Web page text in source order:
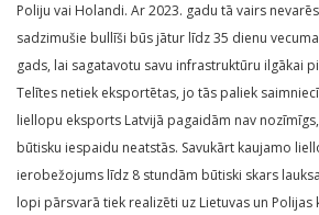
Poliju vai Holandi. Ar 2023. gadu tā vairs
sadzimušie bullīši būs jātur līdz 35 dienu
gads, lai sagatavotu savu infrastruktūru ilgākai
Telītes netiek eksportētas, jo tās paliek
liellopu eksports Latvijā pagaidām nav
būtisku iespaidu neatstās. Savukārt kaujamo
ierobežojums līdz 8 stundām būtiski skars
lopi pārsvarā tiek realizēti uz Lietuvas un Polijas